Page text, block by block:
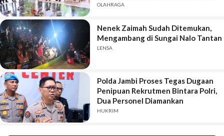
OLAHRAGA
Nenek Zaimah Sudah Ditemukan,
Mengambang di Sungai Nalo Tantan
LENSA
Polda Jambi Proses Tegas Dugaan
Penipuan Rekrutmen Bintara Polri,
Dua Personel Diamankan
HUKRIM